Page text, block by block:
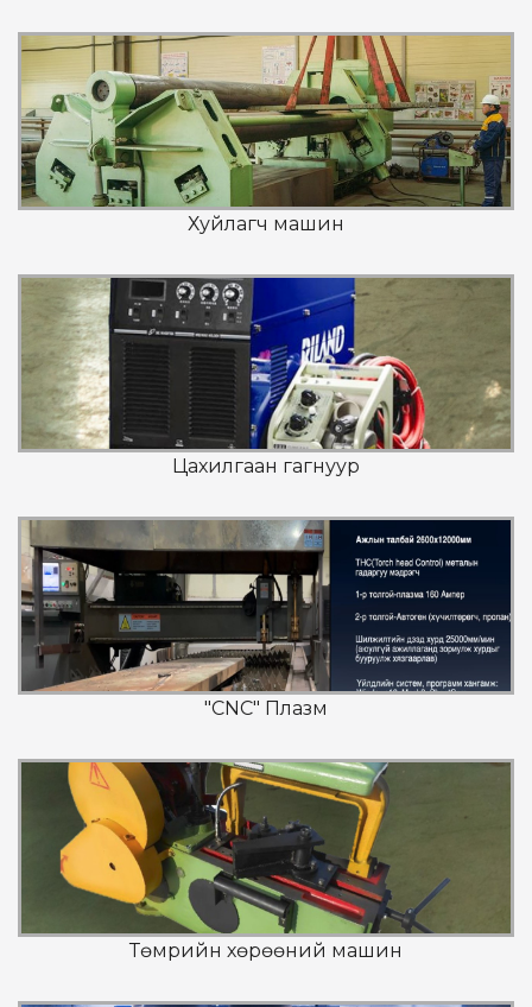
Хуйлагч машин
Цахилгаан гагнуур
"CNC" Плазм
Төмрийн хөрөөний машин